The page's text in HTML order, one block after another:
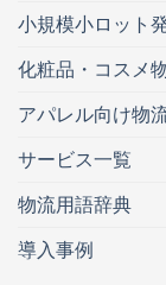
小規模小ロット
化粧品・コスメ
アパレル向け物
サービス一覧
物流用語辞典
導入事例